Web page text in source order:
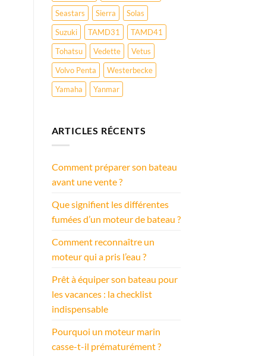
Seastars
Sierra
Solas
Suzuki
TAMD31
TAMD41
Tohatsu
Vedette
Vetus
Volvo Penta
Westerbecke
Yamaha
Yanmar
ARTICLES RÉCENTS
Comment préparer son bateau
avant une vente ?
Que signifient les différentes
fumées d’un moteur de bateau ?
Comment reconnaître un
moteur qui a pris l’eau ?
Prêt à équiper son bateau pour
les vacances : la checklist
indispensable
Pourquoi un moteur marin
casse-t-il prématurément ?